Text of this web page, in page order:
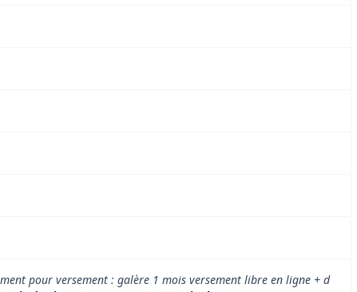
pour versement : galère 1 mois versement libre en ligne + d